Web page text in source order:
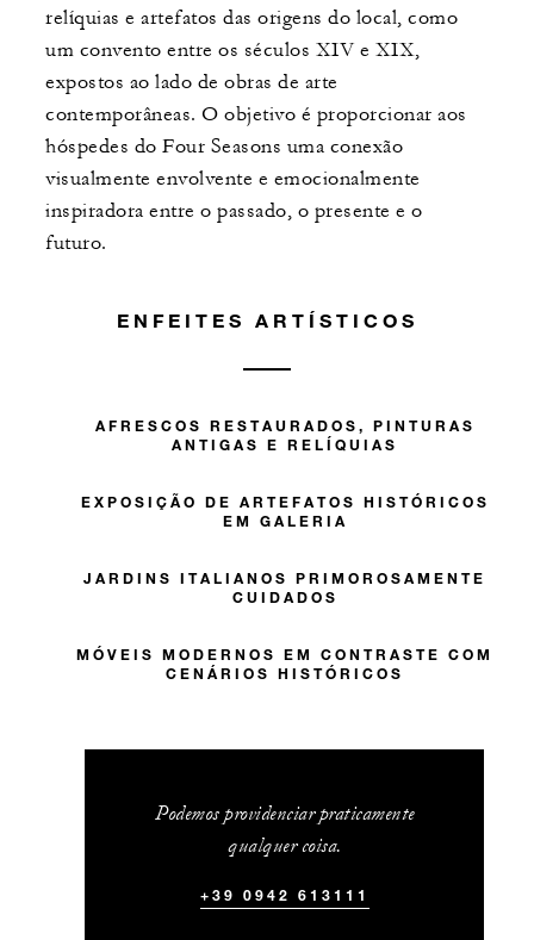
relíquias e artefatos das origens do local, como
um convento entre os séculos XIV e XIX,
expostos ao lado de obras de arte
contemporâneas. O objetivo é proporcionar aos
hóspedes do Four Seasons uma conexão
visualmente envolvente e emocionalmente
inspiradora entre o passado, o presente e o
futuro.
ENFEITES ARTÍSTICOS
AFRESCOS RESTAURADOS, PINTURAS
ANTIGAS E RELÍQUIAS
EXPOSIÇÃO DE ARTEFATOS HISTÓRICOS
EM GALERIA
JARDINS ITALIANOS PRIMOROSAMENTE
CUIDADOS
MÓVEIS MODERNOS EM CONTRASTE COM
CENÁRIOS HISTÓRICOS
Podemos providenciar praticamente
qualquer coisa.
+39 0942 613111